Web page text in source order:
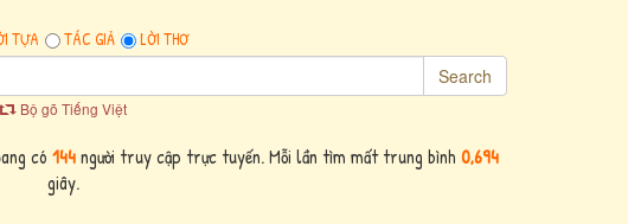
TỰA TÁC GIẢ LỜI THƠ
Search
Bộ gõ Tiếng Việt
có 144người truy cập trực tuyến. Mỗi lần tìm mất trung bình 0,694
giây.